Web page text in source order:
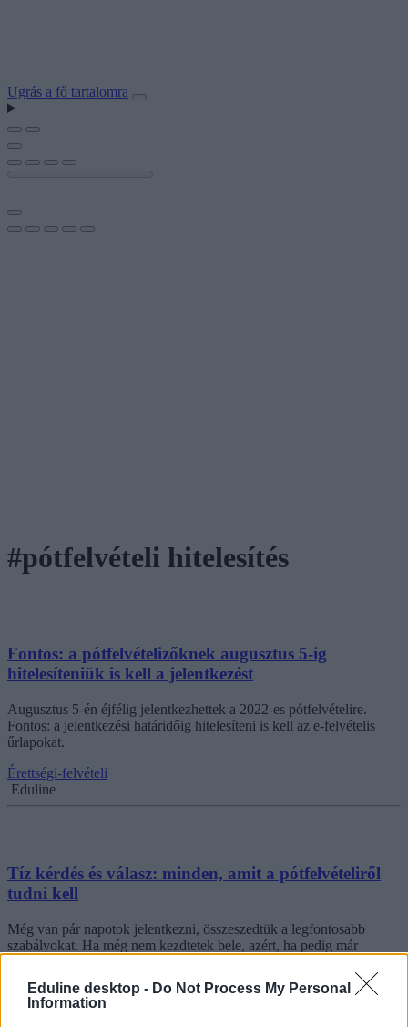
Eduline desktop - Do Not Process My Personal
Information
Ugrás a fő tartalomra
#pótfelvételi hitelesítés
Fontos: a pótfelvételizőknek augusztus 5-ig
hitelesíteniük is kell a jelentkezést
Augusztus 5-én éjfélig jelentkezhettek a 2022-es pótfelvételire.
Fontos: a jelentkezési határidőig hitelesíteni is kell az e-felvételis
űrlapokat.
Érettségi-felvételi
Eduline
Tíz kérdés és válasz: minden, amit a pótfelvételiről
tudni kell
Még van pár napotok jelentkezni, összeszedtük a legfontosabb
szabályokat. Ha még nem kezdtetek bele, azért, ha pedig már
Érettségi-felvételi
Csik Veronika